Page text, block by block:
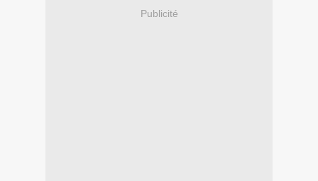
Publicité